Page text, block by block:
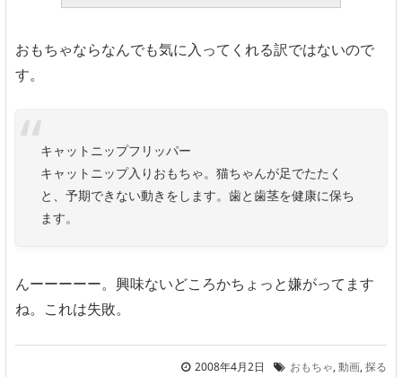
おもちゃならなんでも気に入ってくれる訳ではないので
す。
キャットニップフリッパー
キャットニップ入りおもちゃ。猫ちゃんが足でたたく
と、予期できない動きをします。歯と歯茎を健康に保ち
ます。
んーーーーー。興味ないどころかちょっと嫌がってます
ね。これは失敗。
2008年4月2日 おもちゃ,動画,探る